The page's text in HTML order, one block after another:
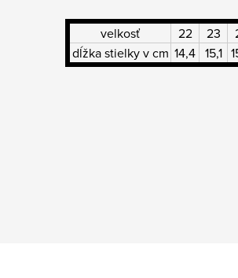
velkosť 22 23
dĺžka stielky v cm 14,4 15,1